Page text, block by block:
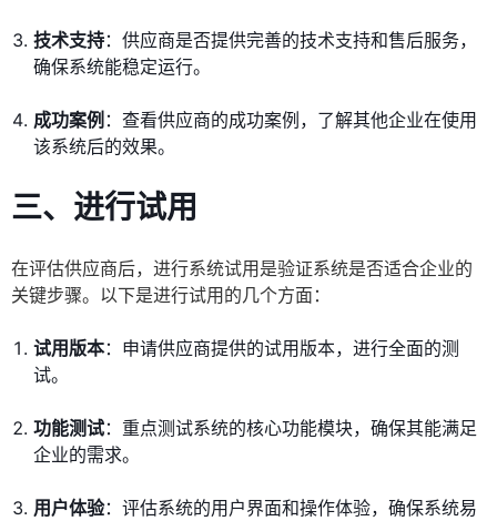
技术支持：供应商是否提供完善的技术支持和售后服务，
确保系统能稳定运行。
成功案例 ：查看供应商的成功案例，了解其他企业在使用
该系统后的效果。
三、进行试用
在评估供应商后，进行系统试用是验证系统是否适合企业的
关键步骤。以下是进行试用的几个方面：
试用版本：申请供应商提供的试用版本，进行全面的测
试。
功能测试：重点测试系统的核心功能模块，确保其能满足
企业的需求。
用户体验：评估系统的用户界面和操作体验，确保系统易